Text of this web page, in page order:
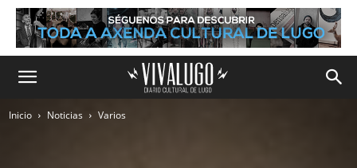
Inicio Noticias Varios